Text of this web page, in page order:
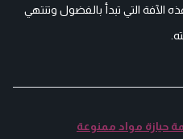
الآفة التي تبدأ بالفضول وتنتهي
حيازة مواد ممنوعة